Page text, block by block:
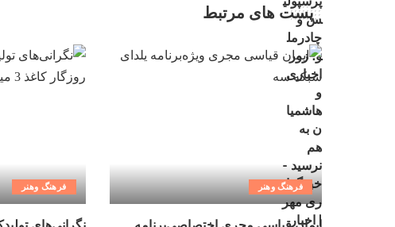
پست های مرتبط
فرهنگ وهنر فرهنگ وهنر